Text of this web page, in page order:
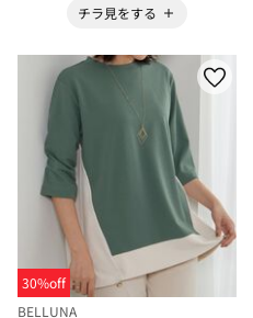
チラ見をする
30%off
BELLUNA